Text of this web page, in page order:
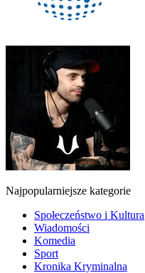
Najpopularniejsze kategorie
Społeczeństwo i Kultura
Wiadomości
Komedia
Sport
Kronika Kryminalna